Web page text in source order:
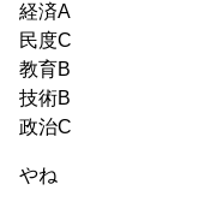
経済A
民度C
教育B
技術B
政治C
やね